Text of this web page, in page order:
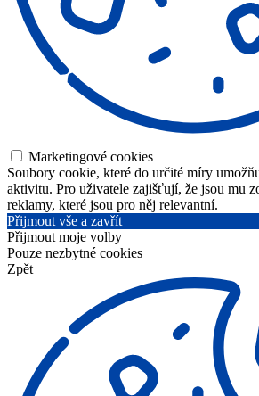
Marketingové cookies
Soubory cookie, které do určité míry
aktivitu. Pro uživatele zajišťují, že jsou mu
reklamy, které jsou pro něj relevantní.
Přijmout vše a zavřít
Přijmout moje volby
Pouze nezbytné cookies
Zpět